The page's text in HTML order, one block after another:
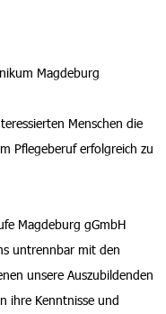
Magdeburg
Menschen die
Pflegeberuf erfolgreich zu
Magdeburg gGmbH
untrennbar mit den
unsere Auszubildenden
ihre Kenntnisse und